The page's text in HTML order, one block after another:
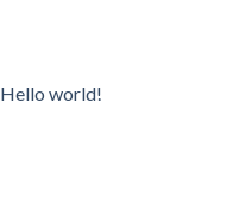
Hello world!